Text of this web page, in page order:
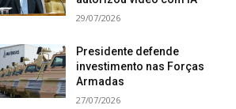
29/07/2026
Presidente defende
investimento nas Forças
Armadas
27/07/2026